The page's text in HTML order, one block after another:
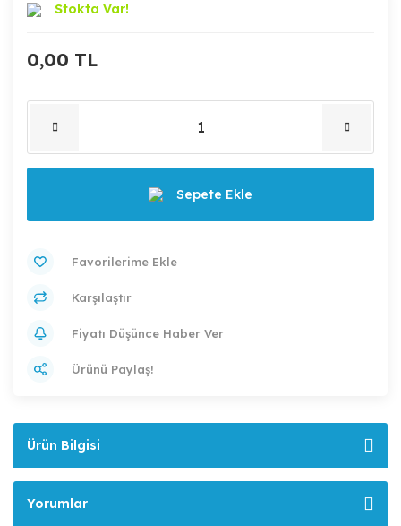
Stokta Var!
0,00 TL
Sepete Ekle
Karşılaştır
Fiyatı Düşünce Haber Ver
Ürünü Paylaş!
Ürün Bilgisi
Yorumlar